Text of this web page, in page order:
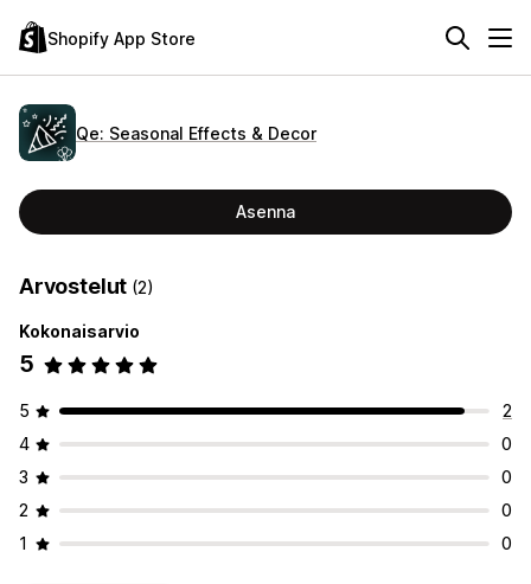
Shopify App Store
Qe: Seasonal Effects & Decor
Asenna
Arvostelut (2)
Kokonaisarvio
5
5
2
4
0
3
0
2
0
1
0